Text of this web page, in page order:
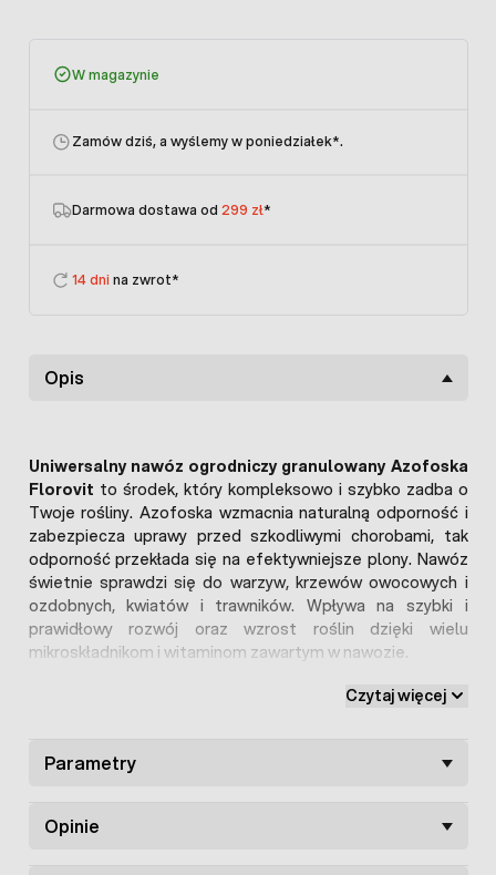
W magazynie
Zamów dziś, a wyślemy w poniedziałek*.
Darmowa dostawa od 299 zł*
14 dni na zwrot*
Opis
Uniwersalny nawóz ogrodniczy granulowany Azofoska
Florovit to środek, który kompleksowo i szybko zadba o
Twoje rośliny. Azofoska wzmacnia naturalną odporność i
zabezpiecza uprawy przed szkodliwymi chorobami, tak
odporność przekłada się na efektywniejsze plony. Nawóz
świetnie sprawdzi się do warzyw, krzewów owocowych i
ozdobnych, kwiatów i trawników. Wpływa na szybki i
prawidłowy rozwój oraz wzrost roślin dzięki wielu
mikroskładnikom i witaminom zawartym w nawozie.
ZALETY UNIWERSALNEGO NAWOZU
Szeroki zakres działania,
Wysoka zawartość mikroelementów,
Dba o zdrowie roślin,
Czytaj więcej
Parametry
Opinie